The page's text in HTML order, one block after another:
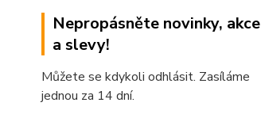
Nepropásněte novinky, akce
a slevy!
Můžete se kdykoli odhlásit. Zasíláme
jednou za 14 dní.